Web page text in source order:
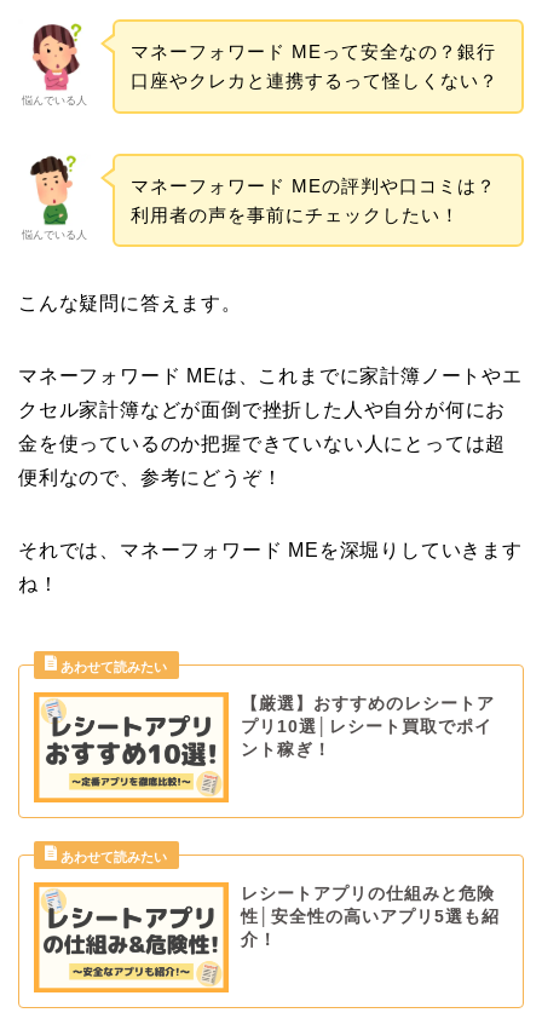
悩んでいる人
マネーフォワード MEって安全なの？銀行
口座やクレカと連携するって怪しくない？
悩んでいる人
マネーフォワード MEの評判や口コミは？
利用者の声を事前にチェックしたい！
こんな疑問に答えます。
マネーフォワード MEは、これまでに家計簿ノートやエ
クセル家計簿などが面倒で挫折した人や自分が何にお
金を使っているのか把握できていない人にとっては超
便利なので、参考にどうぞ！
それでは、マネーフォワード MEを深堀りしていきます
ね！
【厳選】おすすめのレシートア
プリ10選│レシート買取でポイ
ント稼ぎ！
レシートアプリの仕組みと危険
性│安全性の高いアプリ5選も紹
介！